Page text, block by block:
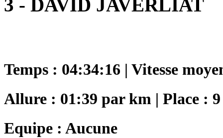
3 - DAVID JAVERLIAT
Temps : 04:34:16 | Vitesse
Allure : 01:39 par km | Place : 9
Equipe : Aucune